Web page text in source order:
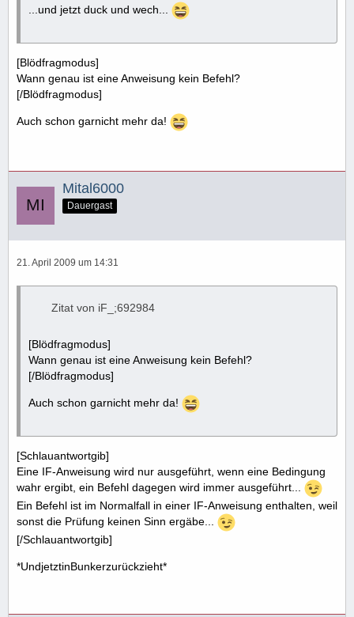
...und jetzt duck und wech...
[Blödfragmodus]
Wann genau ist eine Anweisung kein Befehl?
[/Blödfragmodus]
Auch schon garnicht mehr da!
Mital6000
Dauergast
21. April 2009 um 14:31
Zitat von iF_;692984
[Blödfragmodus]
Wann genau ist eine Anweisung kein Befehl?
[/Blödfragmodus]
Auch schon garnicht mehr da!
[Schlauantwortgib]
Eine IF-Anweisung wird nur ausgeführt, wenn eine Bedingung
wahr ergibt, ein Befehl dagegen wird immer ausgeführt...
Ein Befehl ist im Normalfall in einer IF-Anweisung enthalten, weil
sonst die Prüfung keinen Sinn ergäbe...
[/Schlauantwortgib]
*UndjetztinBunkerzurückzieht*